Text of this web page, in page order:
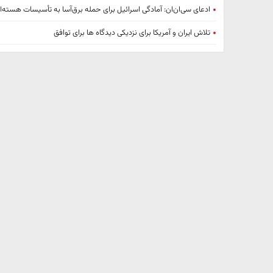
ادعای سی‌ان‌ان: آمادگی‌ اسرائیل برای حمله برق‌آسا به تأسیسات
تلاش ایران و آمریکا برای نزدیکی دیدگاه ها برای توافق